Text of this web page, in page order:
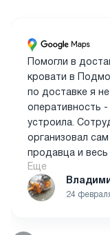
Помогли в
кровати в
по доставке я
оперативность
устроила.
организовал
продавца и
все время был
из самых
подрядчиком за
Еще
24